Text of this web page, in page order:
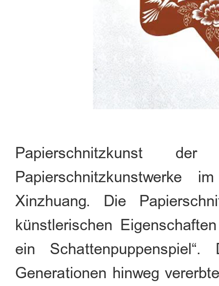
Papierschnitzkunst
Papierschnitzkunstwerke
Xinzhuang. Die
künstlerischen
ein
Generationen hinweg